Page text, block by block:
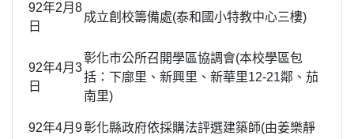
92年2月8
日
成立創校籌備處(泰和國小特教中心三樓)
92年4月3
日
彰化市公所召開學區協調會(本校學區包
括：下廍里、新興里、新華里12-21鄰、茄
南里)
92年4月9彰化縣政府依採購法評選建築師(由姜樂靜